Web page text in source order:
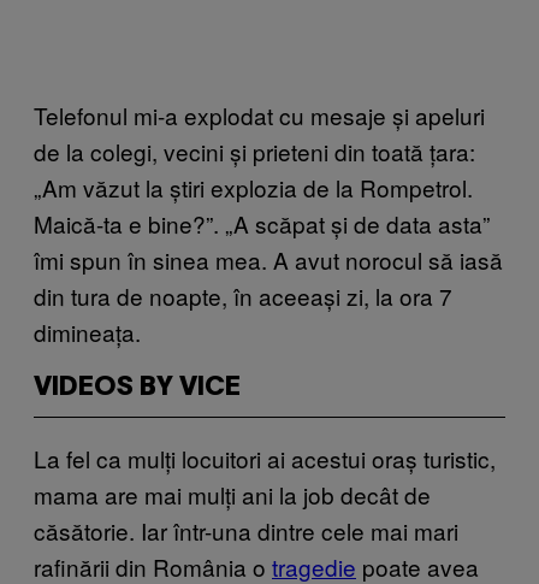
Telefonul mi-a explodat cu mesaje și apeluri
de la colegi, vecini și prieteni din toată țara:
„Am văzut la știri explozia de la Rompetrol.
Maică-ta e bine?”. „A scăpat și de data asta”
îmi spun în sinea mea. A avut norocul să iasă
din tura de noapte, în aceeași zi, la ora 7
dimineața.
VIDEOS BY VICE
La fel ca mulți locuitori ai acestui oraș turistic,
mama are mai mulți ani la job decât de
căsătorie. Iar într-una dintre cele mai mari
rafinării din România o tragedie poate avea